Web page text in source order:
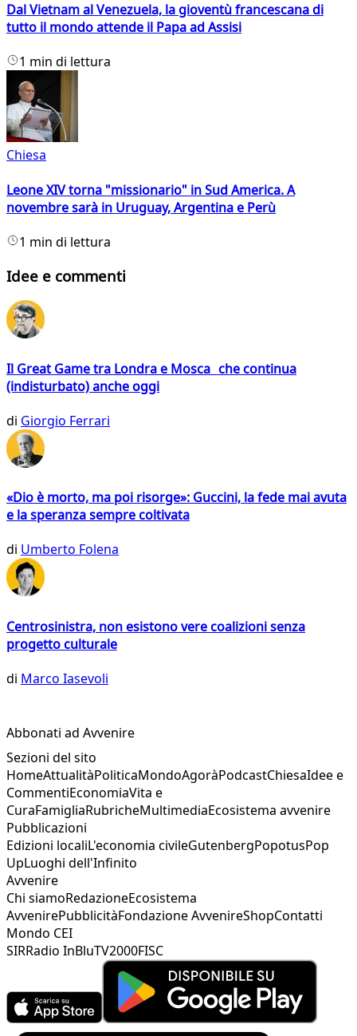
Dal Vietnam al Venezuela, la gioventù francescana di
tutto il mondo attende il Papa ad Assisi
1 min di lettura
Chiesa
Leone XIV torna "missionario" in Sud America. A
novembre sarà in Uruguay, Argentina e Perù
1 min di lettura
Idee e commenti
Il Great Game tra Londra e Mosca che continua
(indisturbato) anche oggi
di Giorgio Ferrari
«Dio è morto, ma poi risorge»: Guccini, la fede mai avuta
e la speranza sempre coltivata
di Umberto Folena
Centrosinistra, non esistono vere coalizioni senza
progetto culturale
di Marco Iasevoli
Abbonati ad Avvenire
Sezioni del sito
HomeAttualitàPoliticaMondoAgoràPodcastChiesaIdee e
CommentiEconomiaVita e
CuraFamigliaRubricheMultimediaEcosistema avvenire
Pubblicazioni
Edizioni localiL'economia civileGutenbergPopotusPop
UpLuoghi dell'Infinito
Avvenire
Chi siamoRedazioneEcosistema
AvvenirePubblicitàFondazione AvvenireShopContatti
Mondo CEI
SIRRadio InBluTV2000FISC